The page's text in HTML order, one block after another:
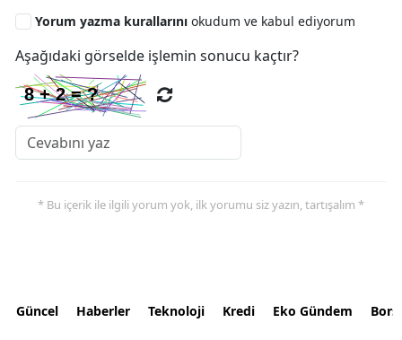
Yorum yazma kurallarını okudum ve kabul ediyorum
Aşağıdaki görselde işlemin sonucu kaçtır?
* Bu içerik ile ilgili yorum yok, ilk yorumu siz yazın, tartışalım *
Güncel Haberler Teknoloji Kredi Eko Gündem